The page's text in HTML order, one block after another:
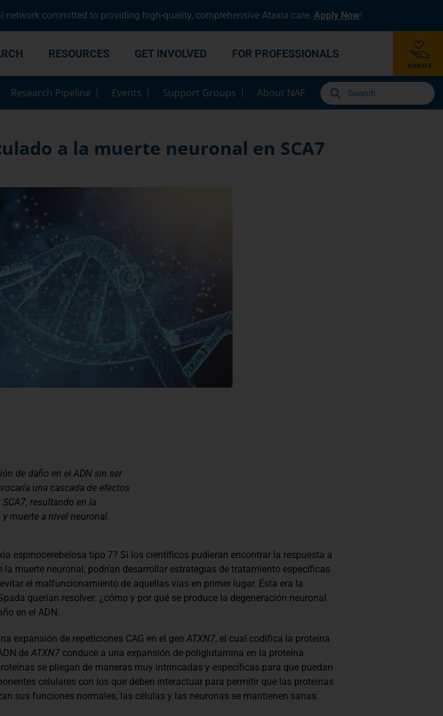
committed to providing high-quality, comprehensive Ataxia care. Apply Now!
RESOURCES GET INVOLVED FOR PROFESSIONALS
Research Pipeline Events Support Groups About NAF
a la muerte neuronal en SCA7
de daño en el ADN sin ser
una cascada de efectos
resultando en la
muerte a nivel neuronal.
espinocerebelosa tipo 7? Si los científicos pudieran encontrar la respuesta a
muerte neuronal, podrían desarrollar estrategias de tratamiento específicas
el malfuncionamiento de aquellas vías en primer lugar. Ésta era la
querían resolver: ¿cómo y por qué se produce la degeneración neuronal
en el ADN.
expansión de repeticiones CAG en el gen ATXN7, el cual codifica la proteína
de ATXN7 conduce a una expansión de poliglutamina en la proteína
se pliegan de maneras muy intrincadas y específicas para que puedan
celulares con los que deben interactuar para permitir que las proteínas
sus funciones normales, las células y las neuronas se mantienen sanas.